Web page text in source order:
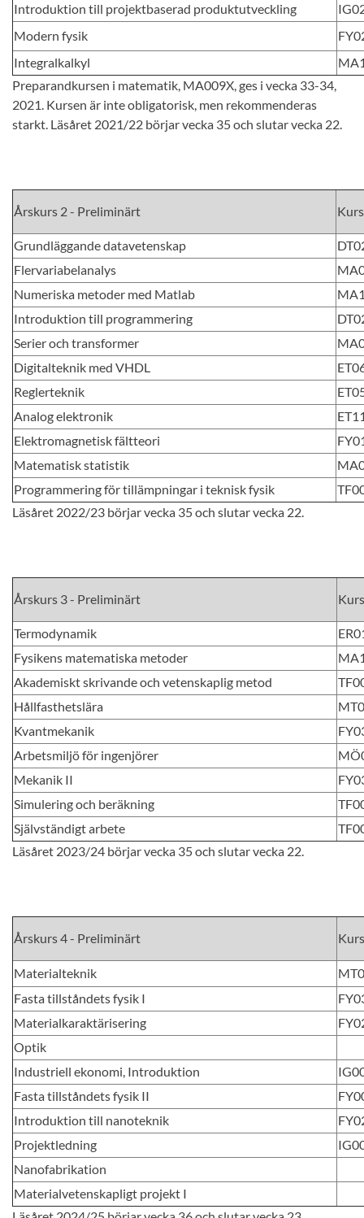
Introduktion till projektbaserad produktutveckling
Modern fysik
Integralkalkyl
Preparandkursen i matematik, MA009X, ges i vecka 33-34,
2021. Kursen är inte obligatorisk, men rekommenderas
starkt. Läsåret 2021/22 börjar vecka 35 och slutar vecka 22.
Årskurs 2 - Preliminärt
Grundläggande datavetenskap
Flervariabelanalys
Numeriska metoder med Matlab
Introduktion till programmering
Serier och transformer
Digitalteknik med VHDL
Reglerteknik
Analog elektronik
Elektromagnetisk fältteori
Matematisk statistik
Programmering för tillämpningar i teknisk fysik
Läsåret 2022/23 börjar vecka 35 och slutar vecka 22.
Årskurs 3 - Preliminärt
Termodynamik
Fysikens matematiska metoder
Akademiskt skrivande och vetenskaplig metod
Hållfasthetslära
Kvantmekanik
Arbetsmiljö för ingenjörer
Mekanik II
Simulering och beräkning
Självständigt arbete
Läsåret 2023/24 börjar vecka 35 och slutar vecka 22.
Årskurs 4 - Preliminärt
Materialteknik
Fasta tillståndets fysik I
Materialkaraktärisering
Optik
Industriell ekonomi, Introduktion
Fasta tillståndets fysik II
Introduktion till nanoteknik
Projektledning
Nanofabrikation
Materialvetenskapligt projekt I